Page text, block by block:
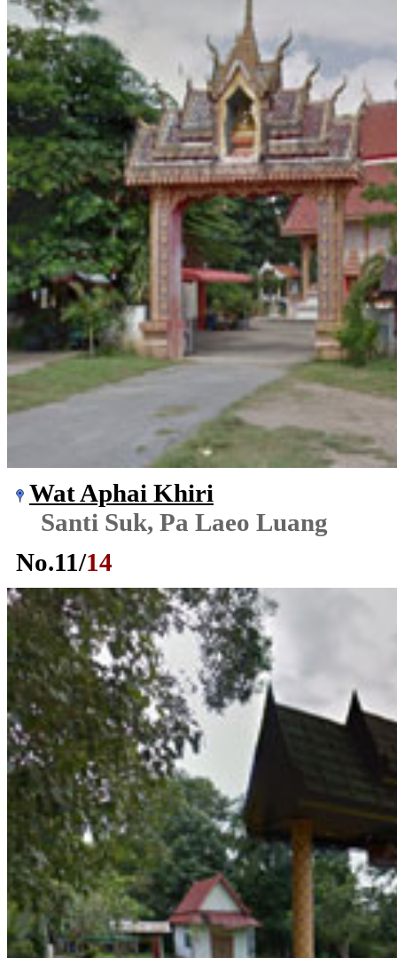
Wat Aphai Khiri
Santi Suk, Pa Laeo Luang
No.11/14